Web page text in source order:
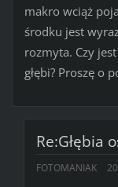
makro wciąż
środku jest
rozmyta. Czy
głębi? Proszę o
Re:Głębia
FOTOMANIAK